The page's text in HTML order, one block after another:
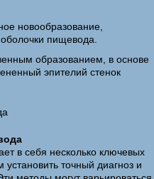
новообразование,
пищевода.
образованием, в основе
эпителий стенок
в себя несколько ключевых
точный диагноз и